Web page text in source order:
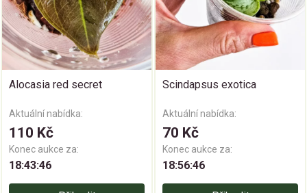
Alocasia red secret
Aktuální nabídka:
110 Kč
Konec aukce za:
18:43:45
Scindapsus exotica
Aktuální nabídka:
70 Kč
Konec aukce za:
18:56:45